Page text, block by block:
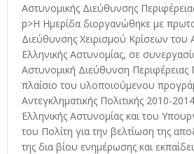
Αστυνομικής Διεύθυνσης
p>Η Ημερίδα διοργανώθηκε με
Διεύθυνσης Χειρισμού Κρίσεων του
Ελληνικής Αστυνομίας, σε
Αστυνομική Διεύθυνση
πλαίσιο του υλοποιούμενου
Αντεγκληματικής Πολιτικής 2010-
Ελληνικής Αστυνομίας και του
του Πολίτη για την βελτίωση της
της δια βίου ενημέρωσης και